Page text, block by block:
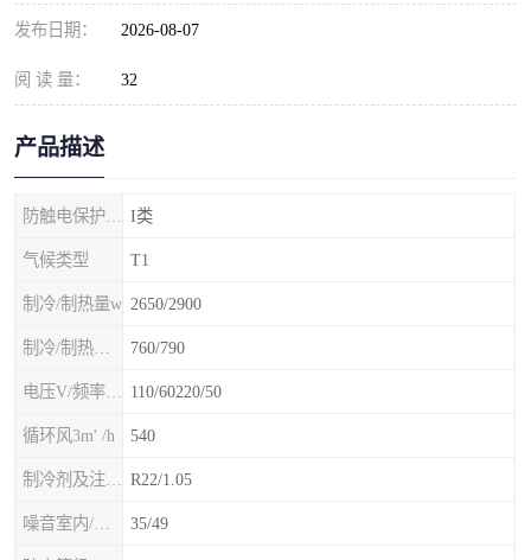
发布日期： 2026-08-07
阅 读 量： 32
产品描述
I类
气候类型 T1
制冷/制热量w 2650/2900
760/790
110/60220/50
循环风3m' /h 540
R22/1.05
35/49